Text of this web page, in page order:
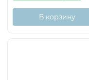
В корзину